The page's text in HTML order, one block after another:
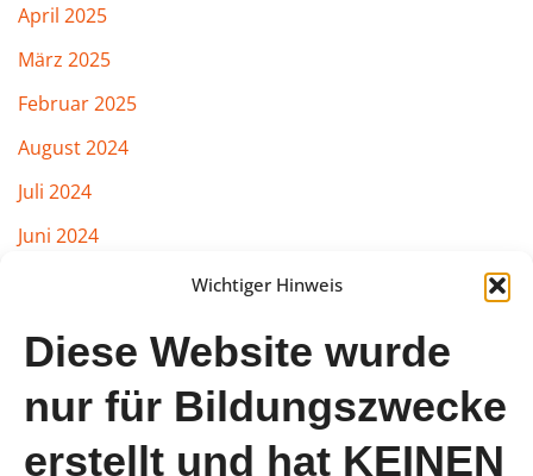
Wichtiger Hinweis
Diese Website wurde
nur für Bildungszwecke
erstellt und hat KEINEN
April 2025
März 2025
Februar 2025
August 2024
Juli 2024
Juni 2024
Januar 2024
August 2023
Juli 2023